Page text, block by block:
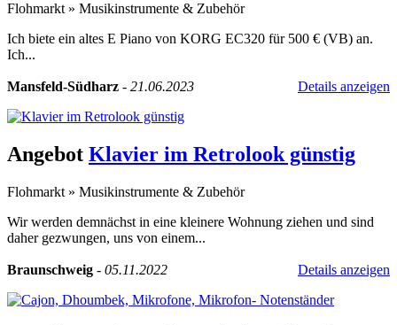
Flohmarkt » Musikinstrumente & Zubehör
Ich biete ein altes E Piano von KORG EC320 für 500 € (VB) an.
Ich...
Mansfeld-Südharz - 21.06.2023 Details anzeigen
Angebot Klavier im Retrolook günstig
Flohmarkt » Musikinstrumente & Zubehör
Wir werden demnächst in eine kleinere Wohnung ziehen und sind
daher gezwungen, uns von einem...
Braunschweig - 05.11.2022 Details anzeigen